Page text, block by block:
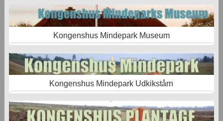
Kongenshus Mindepark Museum
Kongenshus Mindepark Udkikstårn